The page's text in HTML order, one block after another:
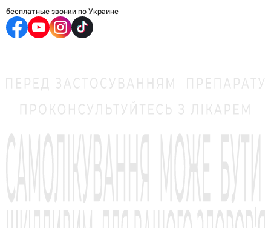
бесплатные звонки по Украине